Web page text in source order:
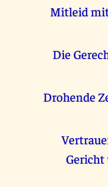
Mitleid
Die
Drohende
Gericht